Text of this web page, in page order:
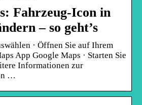
Fahrzeug-Icon in
– so geht’s
· Öffnen Sie auf Ihrem
App Google Maps · Starten Sie
Informationen zur
…